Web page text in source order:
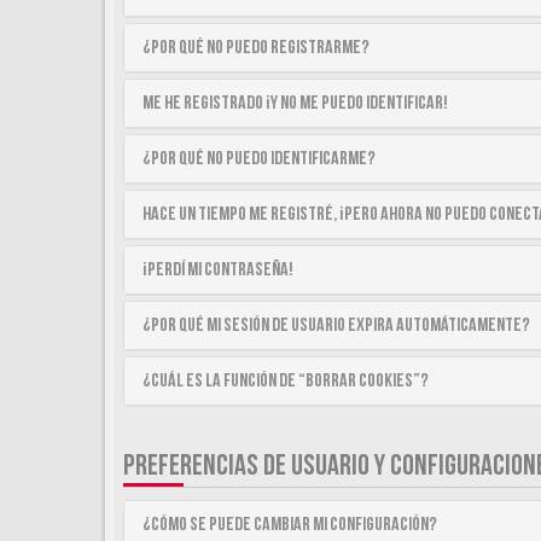
¿Por qué no puedo registrarme?
Me he registrado ¡y no me puedo identificar!
¿Por qué no puedo identificarme?
Hace un tiempo me registré, ¡pero ahora no puedo
¡Perdí mi contraseña!
¿Por qué mi sesión de usuario expira automáticamente?
¿Cuál es la función de “Borrar cookies”?
PREFERENCIAS DE USUARIO Y
¿Cómo se puede cambiar mi configuración?